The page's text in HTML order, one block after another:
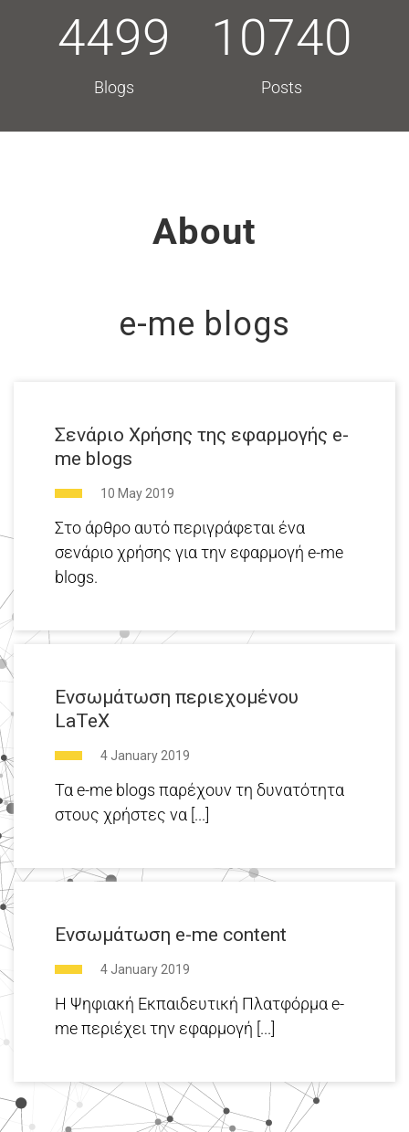
4499
Blogs
10740
Posts
About
e-me blogs
Σενάριο Χρήσης της εφαρμογής e-
me blogs
10 May 2019
Στο άρθρο αυτό περιγράφεται ένα
σενάριο χρήσης για την εφαρμογή e-me
blogs.
Ενσωμάτωση περιεχομένου
LaTeX
4 January 2019
Τα e-me blogs παρέχουν τη δυνατότητα
στους χρήστες να [...]
Ενσωμάτωση e-me content
4 January 2019
H Ψηφιακή Εκπαιδευτική Πλατφόρμα e-
me περιέχει την εφαρμογή [...]